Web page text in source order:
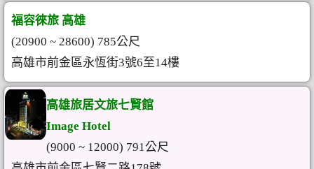
福容徠旅 高雄
(20900 ~ 28600) 785公尺
高雄市前金區永恆街3號6至14樓
高雄旅居文旅七賢館
Image Hotel
(9000 ~ 12000) 791公尺